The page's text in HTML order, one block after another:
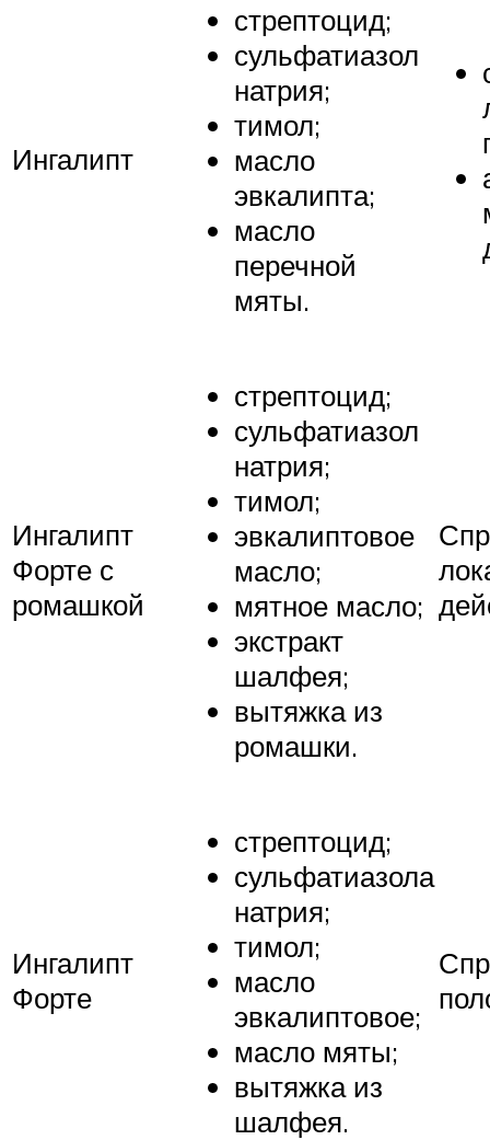
Ингалипт
стрептоцид;
сульфатиазол
натрия;
тимол;
масло
эвкалипта;
масло
перечной
мяты.
Ингалипт
Форте с
ромашкой
стрептоцид;
сульфатиазол
натрия;
тимол;
эвкалиптовое
масло;
мятное масло;
экстракт
шалфея;
вытяжка из
ромашки.
Ингалипт
Форте
стрептоцид;
сульфатиазола
натрия;
тимол;
масло
эвкалиптовое;
масло мяты;
вытяжка из
шалфея.